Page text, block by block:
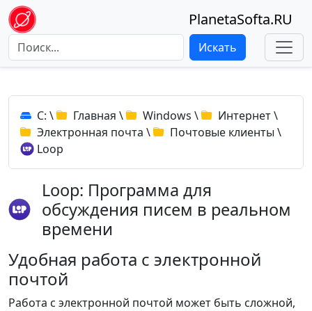
PlanetaSofta.RU
Искать
C: \ Главная \ Windows \ Интернет\
Электронная почта \ Почтовые клиенты \
Loop
Loop: Программа для
обсуждения писем в реальном
времени
Удобная работа с электронной
почтой
Работа с электронной почтой может быть сложной,